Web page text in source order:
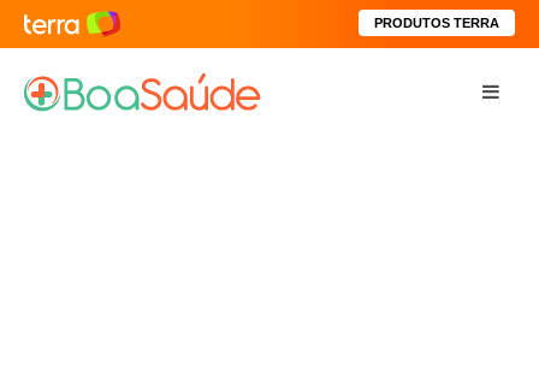
PRODUTOS TERRA